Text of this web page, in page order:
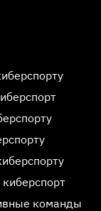
команды